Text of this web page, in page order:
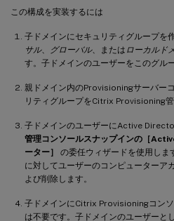
この構成を実装するには
子ドメインにセキュリティグループを
サル、 グローバル、または ローカルド
す。子ドメインのユーザーをこのグル
親ドメイン内のProvisioningサーバー
リティグループをCitrix Provisioning管
子ドメインのユーザーにActive
管理コンソールスナップインの［
ーター］
の委任ウィザードを使用しま
に対してユーザーのコンピューターア
よび削除します。
子ドメインにCitrix Provisioningコン
は不要です。子ドメインのユーザーと